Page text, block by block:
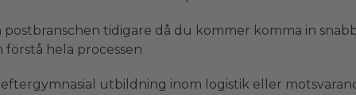
postbranschen tidigare då du kommer komma in
förstå hela processen
eftergymnasial utbildning inom logistik eller